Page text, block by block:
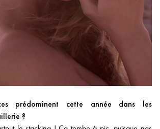
prédominent cette année dans les
?